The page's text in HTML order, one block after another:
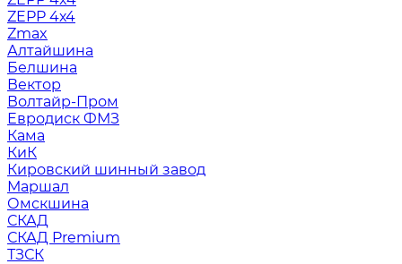
ZEPP 4х4
Zmax
Алтайшина
Белшина
Вектор
Волтайр-Пром
Евродиск ФМЗ
Кама
КиК
Кировский шинный завод
Маршал
Омскшина
СКАД
СКАД Premium
ТЗСК